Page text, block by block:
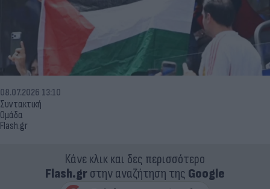
Συντακτική
Ομάδα
Flash.gr
08.07.2026 13:10
Κάνε κλικ και δες περισσότερο
Flash.grστην αναζήτηση της Google